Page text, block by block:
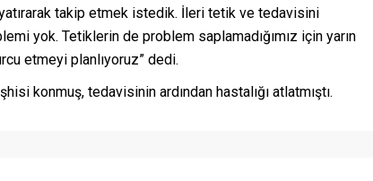
takip etmek istedik. İleri tetik ve tedavisini
yok. Tetiklerin de problem saplamadığımız için yarın
etmeyi planlıyoruz” dedi.
konmuş, tedavisinin ardından hastalığı atlatmıştı.